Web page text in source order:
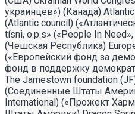
украинцев») (Канада)
(Atlantic council)
tísni, o.p.s» («People In
(Чешская Республика)
(«Европейский фонд за
фонд в поддержку
The Jamestown foundation
(Соединенные Штаты
International) («Прожект